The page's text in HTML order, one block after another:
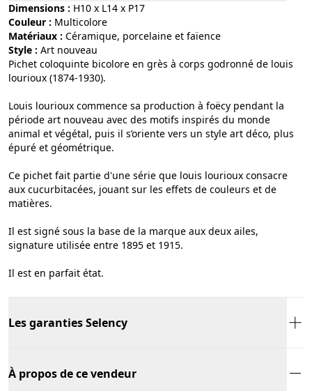
Dimensions : H10 x L14 x P17
Couleur :
multicolore
Matériaux :
céramique, porcelaine et faïence
Style :
art nouveau
Pichet coloquinte bicolore en grès à corps godronné de louis
lourioux (1874-1930).
Louis lourioux commence sa production à foëcy pendant la
période art nouveau avec des motifs inspirés du monde
animal et végétal, puis il s’oriente vers un style art déco, plus
épuré et géométrique.
Ce pichet fait partie d'une série que louis lourioux consacre
aux cucurbitacées, jouant sur les effets de couleurs et de
matières.
Il est signé sous la base de la marque aux deux ailes,
signature utilisée entre 1895 et 1915.
Il est en parfait état.
Les garanties Selency
À propos de ce vendeur